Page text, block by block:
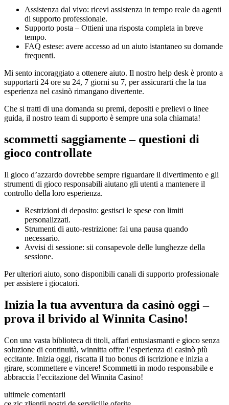
Assistenza dal vivo: ricevi assistenza in tempo reale da agenti
di supporto professionale.
Supporto posta – Ottieni una risposta completa in breve
tempo.
FAQ estese: avere accesso ad un aiuto istantaneo su domande
frequenti.
Mi sento incoraggiato a ottenere aiuto. Il nostro help desk è pronto a
supportarti 24 ore su 24, 7 giorni su 7, per assicurarti che la tua
esperienza nel casinò rimangano divertente.
Che si tratti di una domanda su premi, depositi e prelievi o linee
guida, il nostro team di supporto è sempre una sola chiamata!
scommetti saggiamente – questioni di
gioco controllate
Il gioco d’azzardo dovrebbe sempre riguardare il divertimento e gli
strumenti di gioco responsabili aiutano gli utenti a mantenere il
controllo della loro esperienza.
Restrizioni di deposito: gestisci le spese con limiti
personalizzati.
Strumenti di auto-restrizione: fai una pausa quando
necessario.
Avvisi di sessione: sii consapevole delle lunghezze della
sessione.
Per ulteriori aiuto, sono disponibili canali di supporto professionale
per assistere i giocatori.
Inizia la tua avventura da casinò oggi –
prova il brivido al Winnita Casino!
Con una vasta biblioteca di titoli, affari entusiasmanti e gioco senza
soluzione di continuità, winnitta offre l’esperienza di casinò più
eccitante. Inizia oggi, riscatta il tuo bonus di iscrizione e inizia a
girare, scommettere e vincere! Scommetti in modo responsabile e
abbraccia l’eccitazione del Winnita Casino!
ultimele comentarii